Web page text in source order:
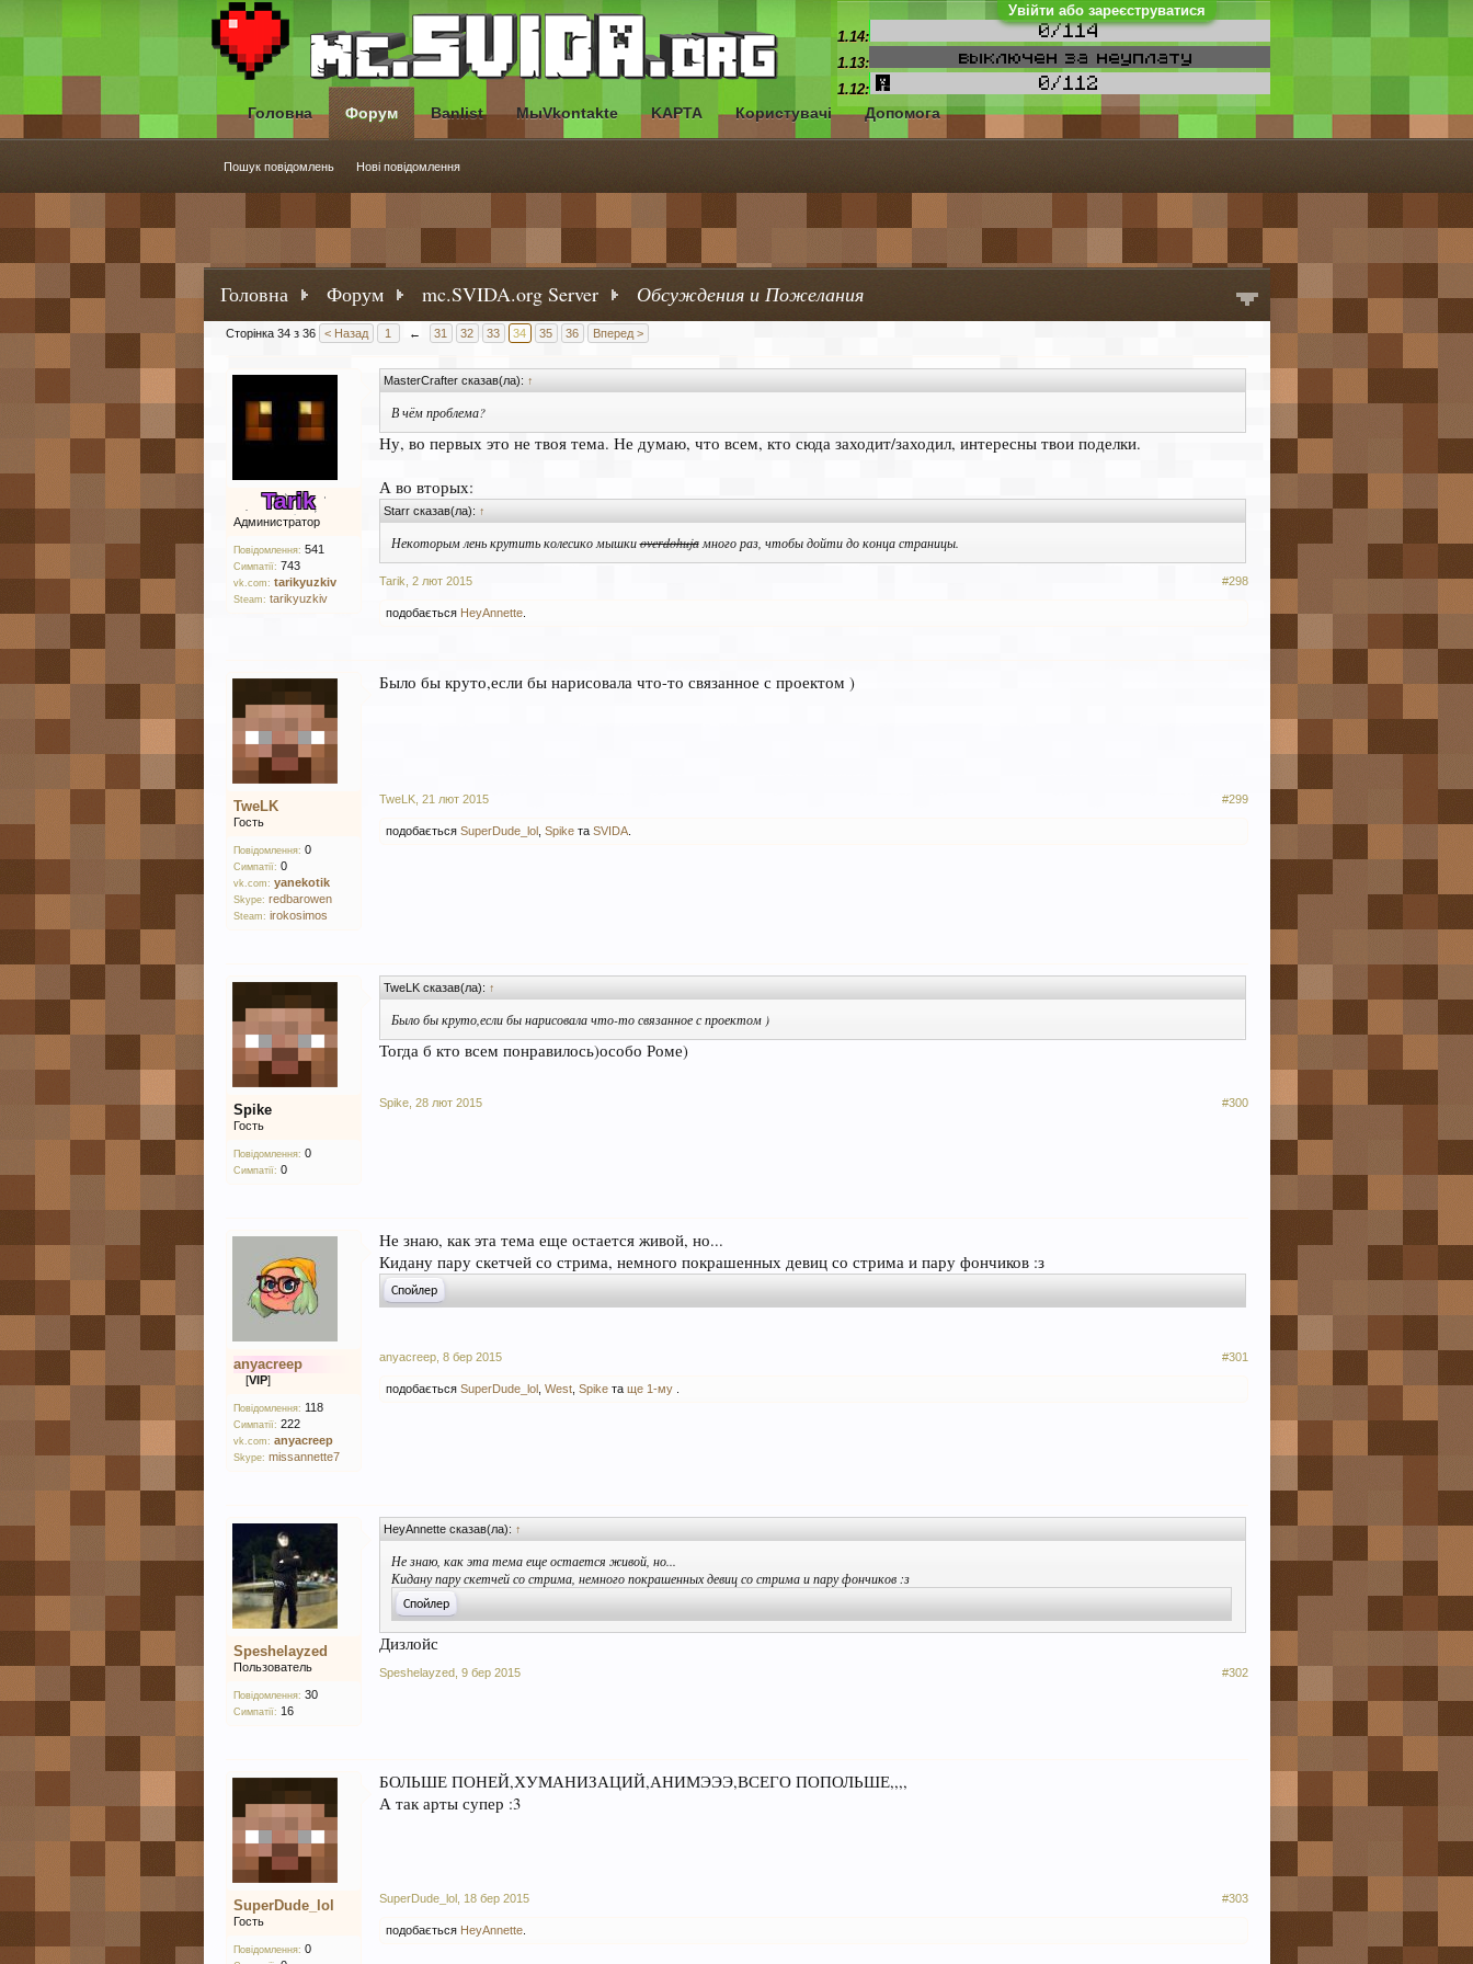
Увійти або зареєструватися
Головна Форум mc.SVIDA.org Server Обсуждения и Пожелания
Сторінка 34 з 36 < Назад 1 ← 31 32 33 34 35 36 Вперед >
Tarik
Администратор
Повідомлення: 541
Симпатії: 743
vk.com: tarikyuzkiv
Steam: tarikyuzkiv
MasterCrafter сказав(ла): ↑
В чём проблема?
Ну, во первых это не твоя тема. Не думаю, что всем, кто сюда заходит/заходил, интересны твои поделки.
А во вторых:
Starr сказав(ла): ↑
Некоторым лень крутить колесико мышкиoverdohujaмного раз, чтобы дойти до конца страницы.
Tarik 2 лют 2015 #298
подобається HeyAnnette.
TweLK
Гость
Повідомлення: 0
Симпатії: 0
vk.com: yanekotik
Skype: redbarowen
Steam: irokosimos
Было бы круто,если бы нарисовала что-то связанное с проектом )
TweLK, 21 лют 2015 #299
подобається SuperDude_lol, Spikeта SVIDA.
Spike
Гость
Повідомлення: 0
Симпатії: 0
TweLK сказав(ла): ↑
Было бы круто,если бы нарисовала что-то связанное с проектом )
Тогда б кто всем понравилось)особо Роме)
Spike, 28 лют 2015 #300
anyacreep
[VIP]
Повідомлення: 118
Симпатії: 222
vk.com: anyacreep
Skype: missannette7
Не знаю, как эта тема еще остается живой, но...
Кидану пару скетчей со стрима, немного покрашенных девиц со стрима и пару фончиков :з
anyacreep, 8 бер 2015 #301
подобається SuperDude_lol, West, Spikeта ще 1-му
Speshelayzed
Пользователь
Повідомлення: 30
Симпатії: 16
HeyAnnette сказав(ла): ↑
Не знаю, как эта тема еще остается живой, но...
Кидану пару скетчей со стрима, немного покрашенных девиц со стрима и пару фончиков :з
Дизлойс
Speshelayzed, 9 бер 2015 #302
SuperDude_lol
Гость
Повідомлення: 0
БОЛЬШЕ ПОНЕЙ,ХУМАНИЗАЦИЙ,АНИМЭЭЭ,ВСЕГО ПОПОЛЬШЕ,,,,
А так арты супер :3
SuperDude_lol, 18 бер 2015 #303
подобається HeyAnnette.
1.14:
1.13:
1.12:
Головна Форум
Пошук повідомлень Нові повідомлення
Banlist МыVkontakte KAPTA Користувачі Допомога